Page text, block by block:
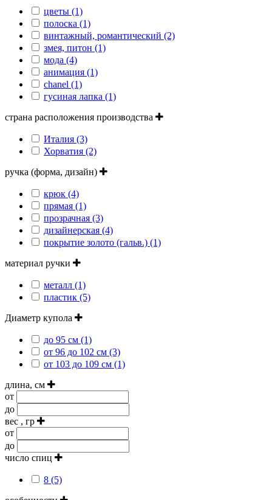
цветы (1)
полоска (1)
винтажный, романтический (2)
змея, питон (1)
мода (4)
анимация (1)
сhanel (1)
гусиная лапка (1)
страна расположения производства
Италия (3)
Хорватия (2)
ручка (форма, дизайн)
крюк (4)
прямая (1)
прозрачная (3)
дизайнерская (4)
покрытие золото (гальв.) (1)
материал ручки
металл (1)
пластик (5)
Диаметр купола
до 95 см (1)
от 96 до 102 см (3)
от 103 до 109 см (1)
длина, см
от
до
вес , гр
от
до
число спиц
8 (5)